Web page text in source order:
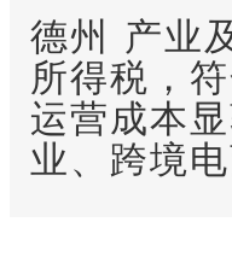
德州
产业
所得税，
运营成本
业、跨境